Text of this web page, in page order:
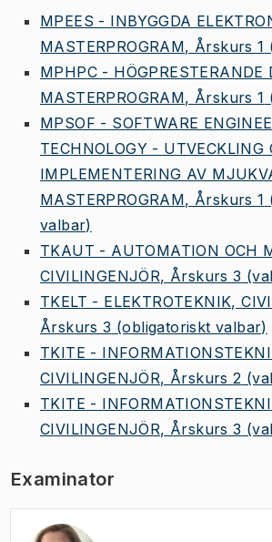
MPEES - INBYGGDA
MASTERPROGRAM, Årskurs 1
MPHPC - HÖGPRESTERANDE
MASTERPROGRAM, Årskurs 1
MPSOF - SOFTWARE
TECHNOLOGY - UTVECKLING
IMPLEMENTERING AV
MASTERPROGRAM, Årskurs 1
valbar)
TKAUT - AUTOMATION OCH
CIVILINGENJÖR, Årskurs 3
TKELT - ELEKTROTEKNIK,
Årskurs 3 (obligatoriskt valbar)
TKITE -
CIVILINGENJÖR, Årskurs 2
TKITE -
CIVILINGENJÖR, Årskurs 3
Examinator